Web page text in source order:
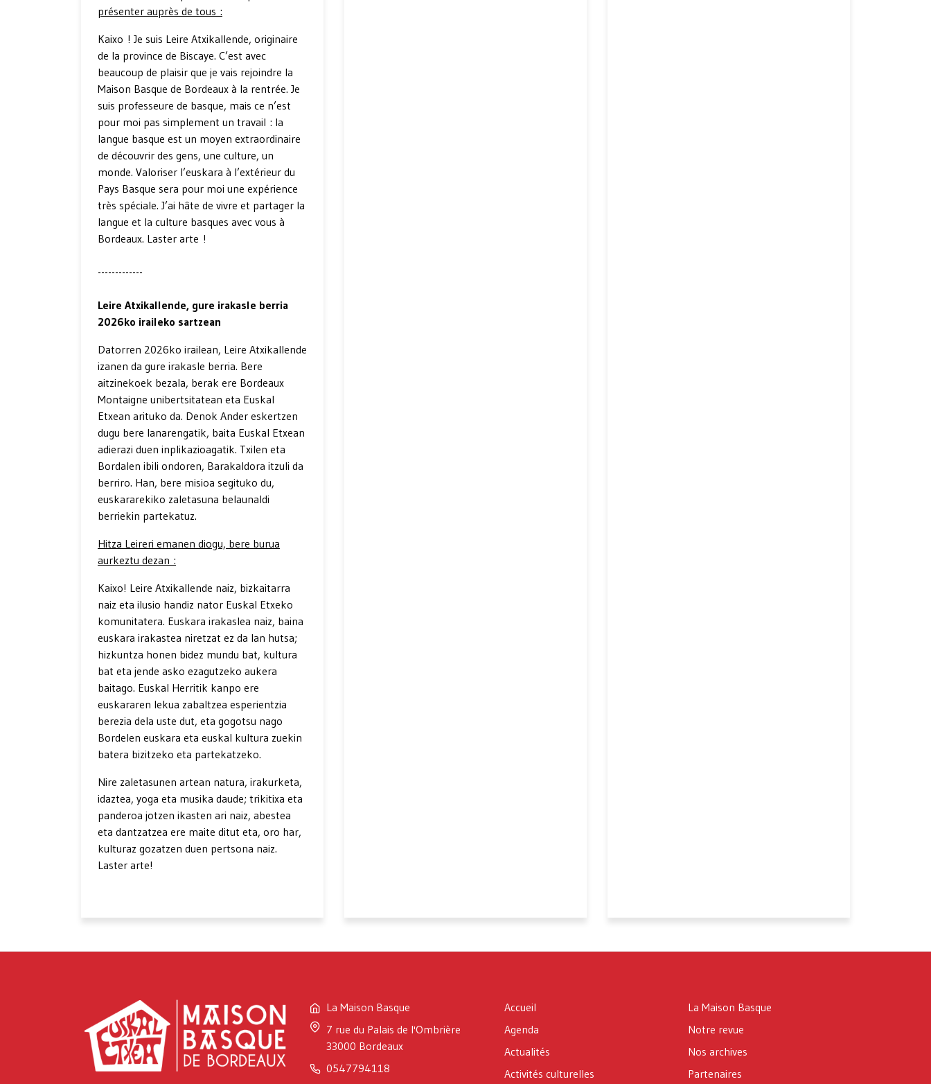
présenter auprès de tous :
Kaixo ! Je suis Leire Atxikallende, originaire
de la province de Biscaye. C’est avec
beaucoup de plaisir que je vais rejoindre la
Maison Basque de Bordeaux à la rentrée. Je
suis professeure de basque, mais ce n’est
pour moi pas simplement un travail : la
langue basque est un moyen extraordinaire
de découvrir des gens, une culture, un
monde. Valoriser l’euskara à l’extérieur du
Pays Basque sera pour moi une expérience
très spéciale. J’ai hâte de vivre et partager la
langue et la culture basques avec vous à
Bordeaux. Laster arte !
-------------
Leire Atxikallende, gure irakasle berria
2026ko iraileko sartzean
Datorren 2026ko irailean, Leire Atxikallende
izanen da gure irakasle berria. Bere
aitzinekoek bezala, berak ere Bordeaux
Montaigne unibertsitatean eta Euskal
Etxean arituko da. Denok Ander eskertzen
dugu bere lanarengatik, baita Euskal Etxean
adierazi duen inplikazioagatik. Txilen eta
Bordalen ibili ondoren, Barakaldora itzuli da
berriro. Han, bere misioa segituko du,
euskararekiko zaletasuna belaunaldi
berriekin partekatuz.
Hitza Leireri emanen diogu, bere burua
aurkeztu dezan :
Kaixo! Leire Atxikallende naiz, bizkaitarra
naiz eta ilusio handiz nator Euskal Etxeko
komunitatera. Euskara irakaslea naiz, baina
euskara irakastea niretzat ez da lan hutsa;
hizkuntza honen bidez mundu bat, kultura
bat eta jende asko ezagutzeko aukera
baitago. Euskal Herritik kanpo ere
euskararen lekua zabaltzea esperientzia
berezia dela uste dut, eta gogotsu nago
Bordelen euskara eta euskal kultura zuekin
batera bizitzeko eta partekatzeko.
Nire zaletasunen artean natura, irakurketa,
idaztea, yoga eta musika daude; trikitixa eta
panderoa jotzen ikasten ari naiz, abestea
eta dantzatzea ere maite ditut eta, oro har,
kulturaz gozatzen duen pertsona naiz.
Laster arte!
La Maison Basque
7 rue du Palais de l'Ombrière
33000 Bordeaux
0547794118
Accueil
Agenda
Actualités
Activités culturelles
La Maison Basque
Notre revue
Nos archives
Partenaires